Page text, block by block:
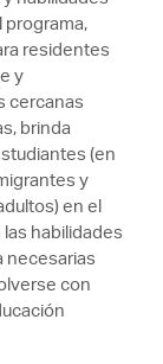
programa,
residentes
y
cercanas
brinda
(en
y
en el
habilidades
necesarias
con